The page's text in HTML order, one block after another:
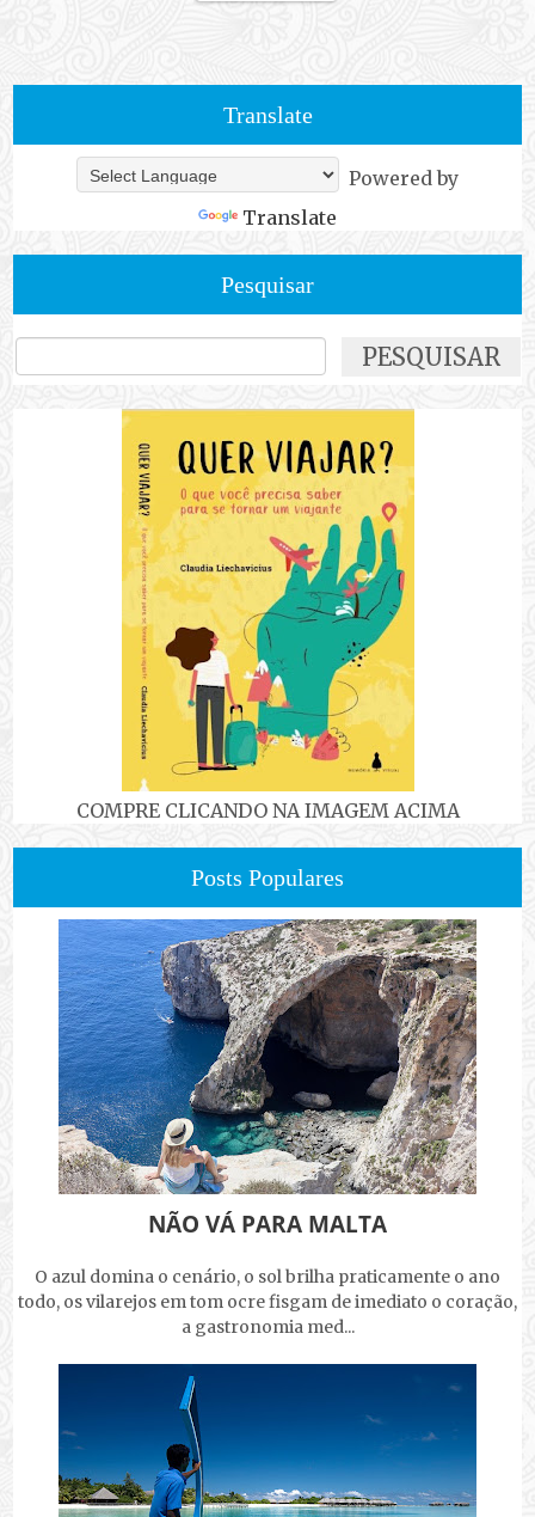
Translate
Powered by
Translate
Pesquisar
COMPRE CLICANDO NA IMAGEM ACIMA
Posts Populares
NÃO VÁ PARA MALTA
O azul domina o cenário, o sol brilha praticamente o ano
todo, os vilarejos em tom ocre fisgam de imediato o coração,
a gastronomia med...